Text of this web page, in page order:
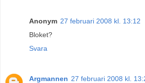
Anonym 27 februari 2008 kl. 13:12
Bloket?
Svara
Argmannen 27 februari 2008 kl.